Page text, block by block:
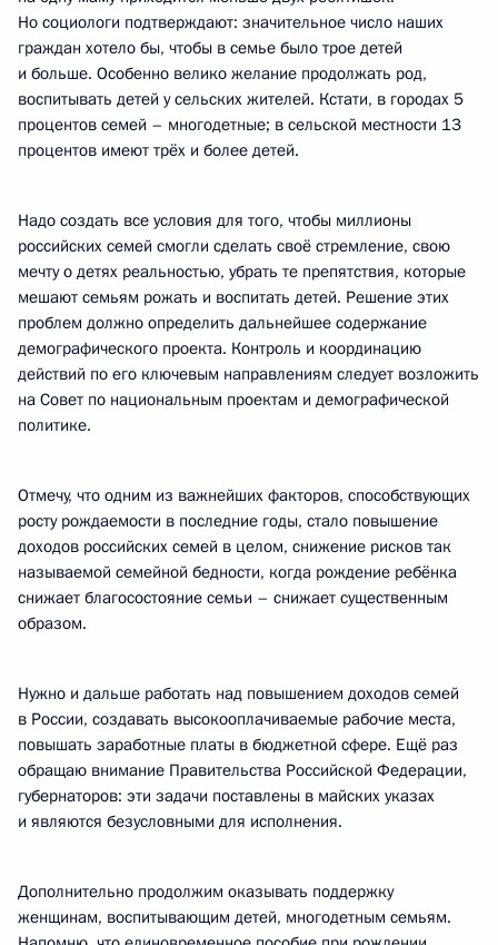
Но социологи подтверждают: значительное число наших
граждан хотело бы, чтобы в семье было трое детей
и больше. Особенно велико желание продолжать род,
воспитывать детей у сельских жителей. Кстати, в городах 5
процентов семей – многодетные; в сельской местности 13
процентов имеют трёх и более детей.
Надо создать все условия для того, чтобы миллионы
российских семей смогли сделать своё стремление, свою
мечту о детях реальностью, убрать те препятствия, которые
мешают семьям рожать и воспитать детей. Решение этих
проблем должно определить дальнейшее содержание
демографического проекта. Контроль и координацию
действий по его ключевым направлениям следует возложить
на Совет по национальным проектам и демографической
политике.
Отмечу, что одним из важнейших факторов, способствующих
росту рождаемости в последние годы, стало повышение
доходов российских семей в целом, снижение рисков так
называемой семейной бедности, когда рождение ребёнка
снижает благосостояние семьи – снижает существенным
образом.
Нужно и дальше работать над повышением доходов семей
в России, создавать высокооплачиваемые рабочие места,
повышать заработные платы в бюджетной сфере. Ещё раз
обращаю внимание Правительства Российской Федерации,
губернаторов: эти задачи поставлены в майских указах
и являются безусловными для исполнения.
Дополнительно продолжим оказывать поддержку
женщинам, воспитывающим детей, многодетным семьям.